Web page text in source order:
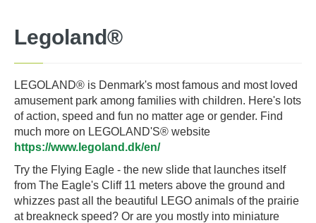
Legoland®
LEGOLAND® is Denmark's most famous and most loved
amusement park among families with children. Here's lots
of action, speed and fun no matter age or gender. Find
much more on LEGOLAND'S® website
https://www.legoland.dk/en/
Try the Flying Eagle - the new slide that launches itself
from The Eagle's Cliff 11 meters above the ground and
whizzes past all the beautiful LEGO animals of the prairie
at breakneck speed? Or are you mostly into miniature